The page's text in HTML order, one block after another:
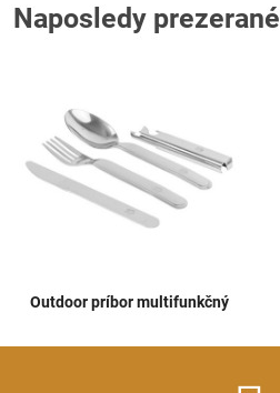
Naposledy prezerané
Outdoor príbor multifunkčný